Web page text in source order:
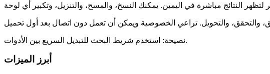
نصيحة: استخدم شريط البحث للتبديل السريع بين الأدوات.
أبرز الميزات